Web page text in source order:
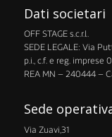
Dati societari
OFF STAGE s.c.r.l.
​SEDE LEGALE: Via
p.i., c.f. e reg. imprese
​REA MN – 240444 –
Sede
Via Zuavi,31